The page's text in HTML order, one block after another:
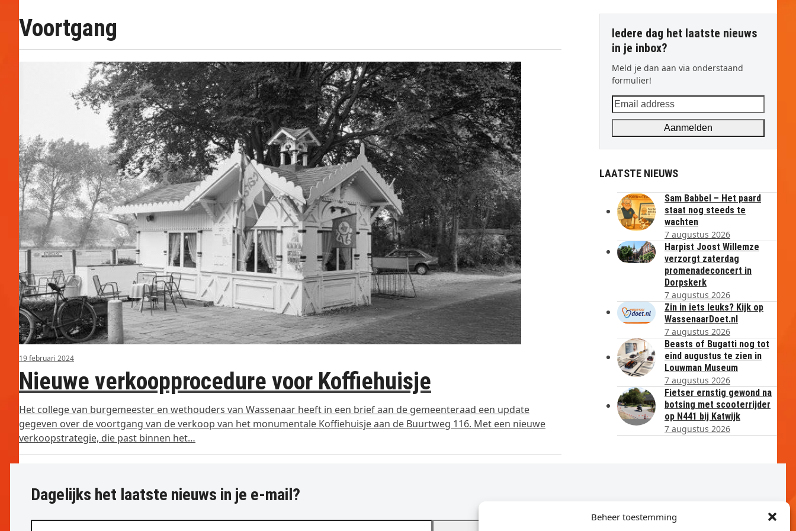
Beheer toestemming
Voortgang
19 februari 2024
Nieuwe verkoopprocedure voor Koffiehuisje
Het college van burgemeester en wethouders van Wassenaar heeft in een brief aan de gemeenteraad een update
gegeven over de voortgang van de verkoop van het monumentale Koffiehuisje aan de Buurtweg 116. Met een nieuwe
verkoopstrategie, die past binnen het…
Iedere dag het laatste nieuws
in je inbox?
Meld je dan aan via onderstaand
formulier!
Email
address
Aanmelden
LAATSTE NIEUWS
Sam Babbel – Het paard
staat nog steeds te
wachten
7 augustus 2026
Harpist Joost Willemze
verzorgt zaterdag
promenadeconcert in
Dorpskerk
7 augustus 2026
Zin in iets leuks? Kijk op
WassenaarDoet.nl
7 augustus 2026
Beasts of Bugatti nog tot
eind augustus te zien in
Louwman Museum
7 augustus 2026
Fietser ernstig gewond na
botsing met scooterrijder
op N441 bij Katwijk
7 augustus 2026
Dagelijks het laatste nieuws in je e-mail?